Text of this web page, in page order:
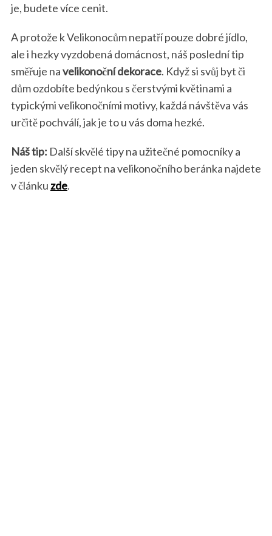
je, budete více cenit.
A protože k Velikonocům nepatří pouze dobré jídlo,
ale i hezky vyzdobená domácnost, náš poslední tip
směřuje navelikonoční dekorace. Když si svůj byt či
dům ozdobíte bedýnkou s čerstvými květinami a
typickými velikonočními motivy, každá návštěva vás
určitě pochválí, jak je to u vás doma hezké.
Náš tip: Další skvělé tipy na užitečné pomocníky a
jeden skvělý recept na velikonočního beránka najdete
v článkuzde.